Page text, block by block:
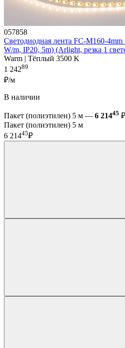
057858
Светодиодная лента FC-M160-
W/m, IP20, 5m) (Arlight, резка 1
Warm | Тёплый 3500 K
1 24289
₽/м
В наличии
Пакет (полиэтилен) 5 м — 6 21445 ₽
Пакет (полиэтилен) 5 м
6 21445₽